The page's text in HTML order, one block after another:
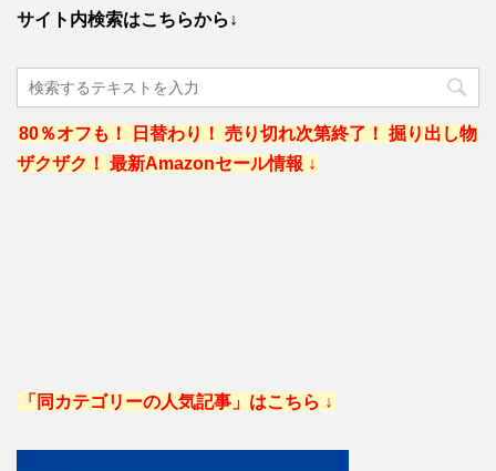
サイト内検索はこちらから↓
80％オフも！ 日替わり！ 売り切れ次第終了！ 掘り出し物
ザクザク！ 最新Amazonセール情報 ↓
「同カテゴリーの人気記事」はこちら ↓